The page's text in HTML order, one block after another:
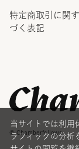
特定商取引に関
づく表記
© Chamberfellows
当サイトでは利用
ラフィックの分析